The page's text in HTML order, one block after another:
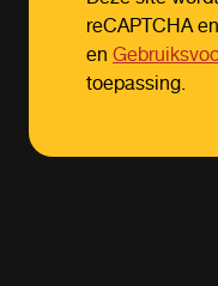
reCAPTCHA
en
toepassing.